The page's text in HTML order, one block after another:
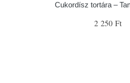
Cukordísz tortára –
2 250 Ft